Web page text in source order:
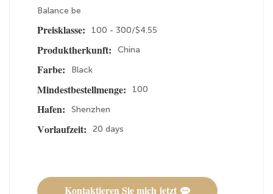
Balance be
Preisklasse:
100 - 300/$4.55
Produktherkunft:
China
Farbe:
Black
Mindestbestellmenge:
100
Hafen:
Shenzhen
Vorlaufzeit:
20 days
Kontaktieren Sie mich jetzt